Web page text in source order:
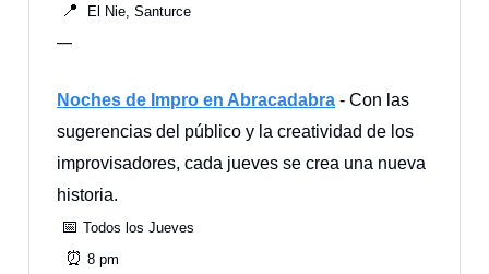
📍 El Nie, Santurce
—
Noches de Impro en Abracadabra - Con las
sugerencias del público y la creatividad de los
improvisadores, cada jueves se crea una nueva
historia.
📅 Todos los Jueves
⏰ 8 pm